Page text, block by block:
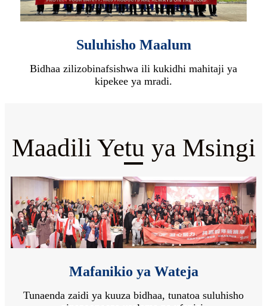
Suluhisho Maalum
Bidhaa zilizobinafsishwa ili kukidhi mahitaji ya
kipekee ya mradi.
Maadili Yetu ya Msingi
Mafanikio ya Wateja
Tunaenda zaidi ya kuuza bidhaa, tunatoa suluhisho